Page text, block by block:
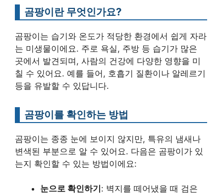
곰팡이란 무엇인가요?
곰팡이는 습기와 온도가 적당한 환경에서 쉽게 자라
는 미생물이에요. 주로 욕실, 주방 등 습기가 많은
곳에서 발견되며, 사람의 건강에 다양한 영향을 미
칠 수 있어요. 예를 들어, 호흡기 질환이나 알레르기
등을 유발할 수 있답니다.
곰팡이를 확인하는 방법
곰팡이는 종종 눈에 보이지 않지만, 특유의 냄새나
변색된 부분으로 알 수 있어요. 다음은 곰팡이가 있
는지 확인할 수 있는 방법이에요:
눈으로 확인하기 : 벽지를 떼어냈을 때 검은